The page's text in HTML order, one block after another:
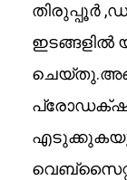
തിരുപ്പൂർ